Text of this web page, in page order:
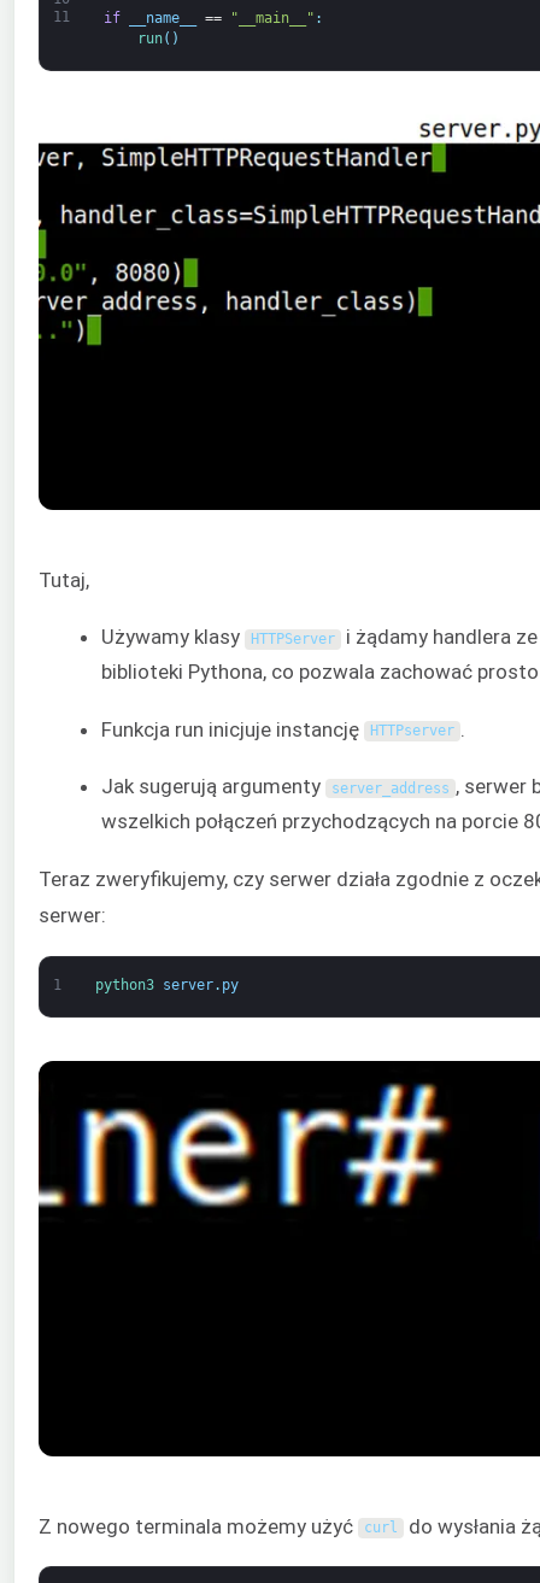
11
if __name__ == "__main__" :
run( )
Tutaj,
Używamy klasy HTTPServer i żądamy handlera
biblioteki Pythona, co pozwala zachować
Funkcja run inicjuje instancję HTTPserver .
Jak sugerują argumenty server_address , serwer
wszelkich połączeń przychodzących na porcie
Teraz zweryfikujemy, czy serwer działa zgodnie z
serwer:
1 python3 server. py
Z nowego terminala możemy użyć curl do wysłania